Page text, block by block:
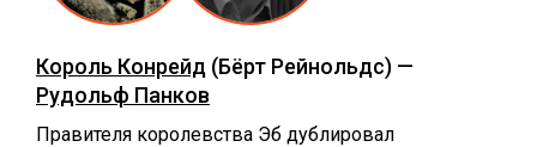
Король Конрейд (Бёрт Рейнольдс) —
Рудольф Панков
Правителя королевства Эб дублировал